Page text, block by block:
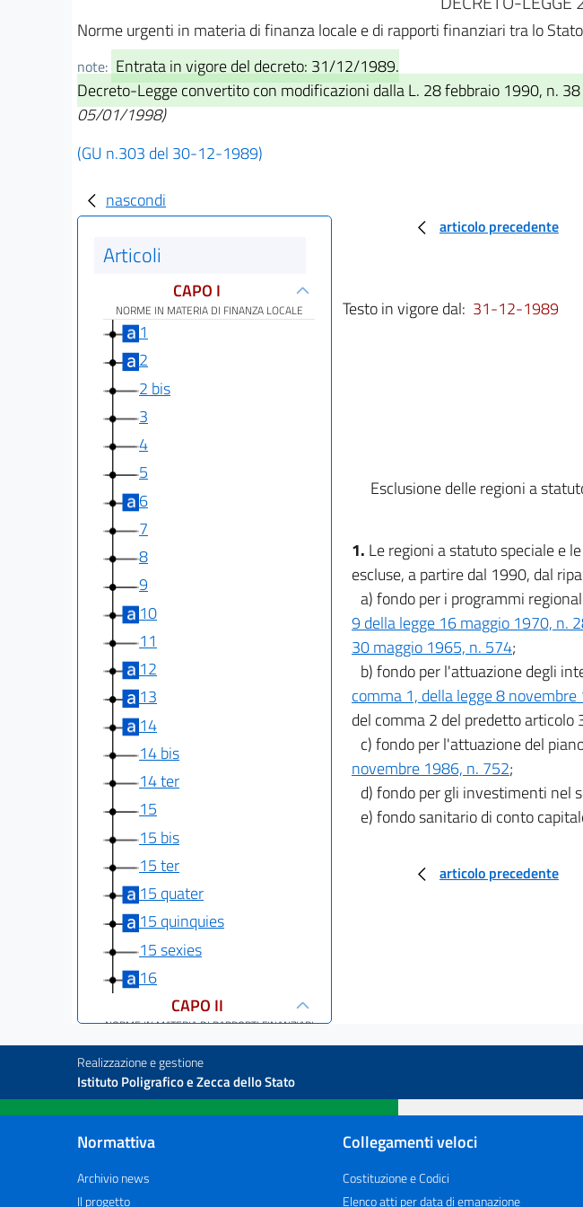
Norme urgenti in materia di finanza locale e di rapporti finanziari tra lo
note: Entrata in vigore del decreto: 31/12/1989.
Decreto-Legge convertito con modificazioni dalla L. 28 febbraio 1990, n.
05/01/1998)
(GU n.303 del 30-12-1989)
nascondi
Articoli
CAPO I
NORME IN MATERIA DI FINANZA LOCALE
1
2
2 bis
3
4
5
6
7
8
9
10
11
12
13
14
14 bis
14 ter
15
15 bis
15 ter
15 quater
15 quinquies
15 sexies
16
CAPO II
NORME IN MATERIA DI RAPPORTI FINANZIARI
TRA LO STATO E LE REGIONI
17
18
19
20
21
articolo precedente
Testo in vigore dal: 31-12-1989
Esclusione delle regioni a
1. Le regioni a statuto speciale e
escluse, a partire dal 1990, dal
a) fondo per i programmi
9 della legge 16 maggio 1970, n.
30 maggio 1965, n. 574;
b) fondo per l'attuazione degli
comma 1, della legge 8
del comma 2 del predetto articolo
c) fondo per l'attuazione del
novembre 1986, n. 752;
d) fondo per gli investimenti nel
e) fondo sanitario di conto
articolo precedente
Realizzazione e gestione
Istituto Poligrafico e Zecca dello Stato
Normattiva
Archivio news
Il progetto
Collegamenti veloci
Costituzione e Codici
Elenco atti per data di emanazione